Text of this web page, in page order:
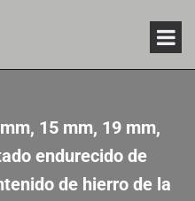
15 mm, 19 mm,
endurecido de
de hierro de la